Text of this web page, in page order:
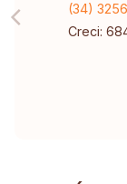
(34)
Creci: